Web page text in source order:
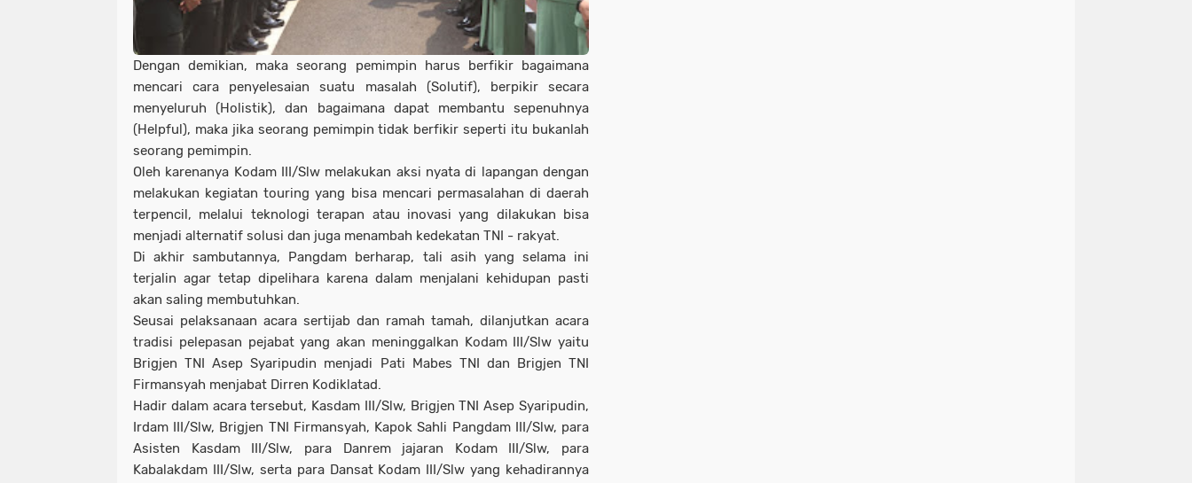
Dengan demikian, maka seorang pemimpin harus berfikir bagaimana
mencari cara penyelesaian suatu masalah (Solutif), berpikir secara
menyeluruh (Holistik), dan bagaimana dapat membantu sepenuhnya
(Helpful), maka jika seorang pemimpin tidak berfikir seperti itu bukanlah
seorang pemimpin.
Oleh karenanya Kodam III/Slw melakukan aksi nyata di lapangan dengan
melakukan kegiatan touring yang bisa mencari permasalahan di daerah
terpencil, melalui teknologi terapan atau inovasi yang dilakukan bisa
menjadi alternatif solusi dan juga menambah kedekatan TNI - rakyat.
Di akhir sambutannya, Pangdam berharap, tali asih yang selama ini
terjalin agar tetap dipelihara karena dalam menjalani kehidupan pasti
akan saling membutuhkan.
Seusai pelaksanaan acara sertijab dan ramah tamah, dilanjutkan acara
tradisi pelepasan pejabat yang akan meninggalkan Kodam III/Slw yaitu
Brigjen TNI Asep Syaripudin menjadi Pati Mabes TNI dan Brigjen TNI
Firmansyah menjabat Dirren Kodiklatad.
Hadir dalam acara tersebut, Kasdam III/Slw, Brigjen TNI Asep Syaripudin,
Irdam III/Slw, Brigjen TNI Firmansyah, Kapok Sahli Pangdam III/Slw, para
Asisten Kasdam III/Slw, para Danrem jajaran Kodam III/Slw, para
Kabalakdam III/Slw, serta para Dansat Kodam III/Slw yang kehadirannya